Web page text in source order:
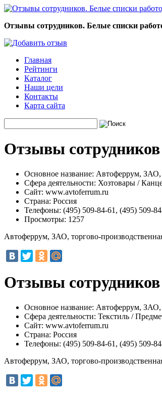
Отзывы сотрудников. Белые списки
Главная
Рейтинги
Каталог
Наши цели
Контакты
Карта сайта
Отзывы
Основное название: Автоферрум, ЗАО,
Сфера деятельности: Хозтовары /
Сайт: www.avtoferrum.ru
Страна: Россия
Телефоны: (495) 509-84-61, (495) 509-
Просмотры: 1257
Автоферрум, ЗАО, торгово-
Отзывы
Основное название: Автоферрум, ЗАО,
Сфера деятельности: Текстиль /
Сайт: www.avtoferrum.ru
Страна: Россия
Телефоны: (495) 509-84-61, (495) 509-
Автоферрум, ЗАО, торгово-